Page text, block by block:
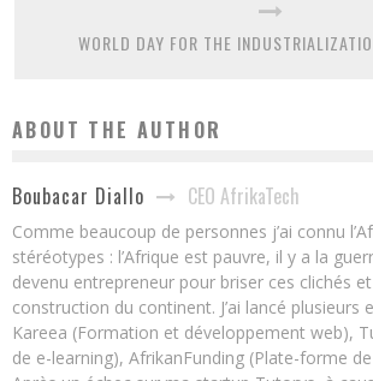
WORLD DAY FOR THE
ABOUT THE AUTHOR
Boubacar Diallo CEO AfrikaTech
Comme beaucoup de personnes j’ai connu
stéréotypes : l’Afrique est pauvre, il y a la
devenu entrepreneur pour briser ces clichés
construction du continent. J’ai lancé plusieurs
Kareea (Formation et développement web),
de e-learning), AfrikanFunding (Plate-forme